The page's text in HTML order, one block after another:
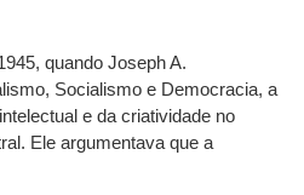
quando Joseph A.
Socialismo e Democracia, a
e da criatividade no
Ele argumentava que a